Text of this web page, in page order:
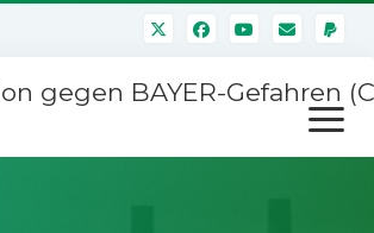
gegen BAYER-Gefahren
Menü
öffnen